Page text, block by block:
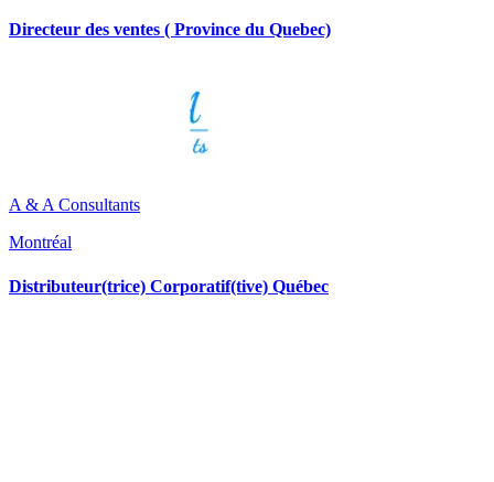
Directeur des ventes ( Province du Quebec)
A & A Consultants
Montréal
Distributeur(trice) Corporatif(tive) Québec